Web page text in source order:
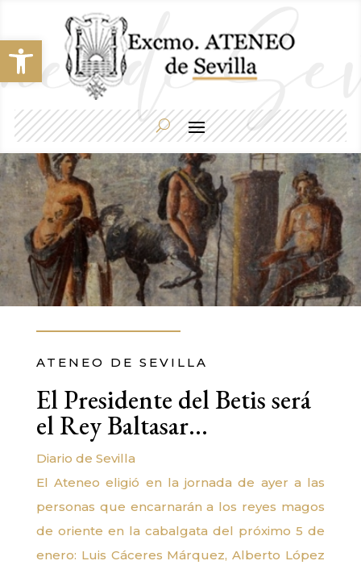
Abrir barra de herramientas
ATENEO DE SEVILLA
El Presidente del Betis será
el Rey Baltasar…
Diario de Sevilla
El Ateneo eligió en la jornada de ayer a las
personas que encarnarán a los reyes magos
de oriente en la cabalgata del próximo 5 de
enero: Luis Cáceres Márquez, Alberto López